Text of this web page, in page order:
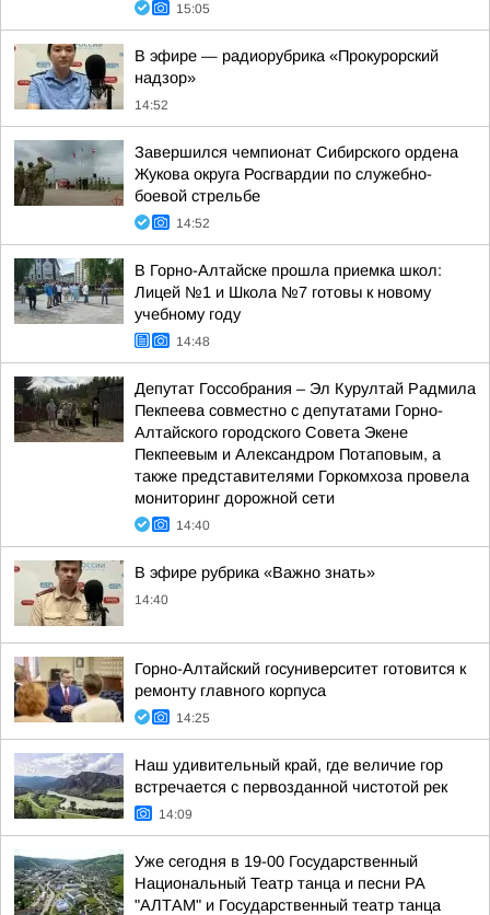
15:05
В эфире — радиорубрика «Прокурорский
надзор»
14:52
Завершился чемпионат Сибирского ордена
Жукова округа Росгвардии по служебно-
боевой стрельбе
14:52
В Горно-Алтайске прошла приемка школ:
Лицей №1 и Школа №7 готовы к новому
учебному году
14:48
Депутат Госсобрания – Эл Курултай Радмила
Пекпеева совместно с депутатами Горно-
Алтайского городского Совета Экене
Пекпеевым и Александром Потаповым, а
также представителями Горкомхоза провела
мониторинг дорожной сети
14:40
В эфире рубрика «Важно знать»
14:40
Горно-Алтайский госуниверситет готовится к
ремонту главного корпуса
14:25
Наш удивительный край, где величие гор
встречается с первозданной чистотой рек
14:09
Уже сегодня в 19-00 Государственный
Национальный Театр танца и песни РА
"АЛТАМ" и Государственный театр танца